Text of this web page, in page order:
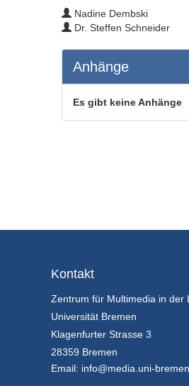
Nadine Dembski
Dr. Steffen Schneider
Anhänge
Es gibt keine Anhänge
Kontakt
Zentrum für Multimedia in der
Universität Bremen
Klagenfurter Strasse 3
28359 Bremen
Email: info@media.uni-